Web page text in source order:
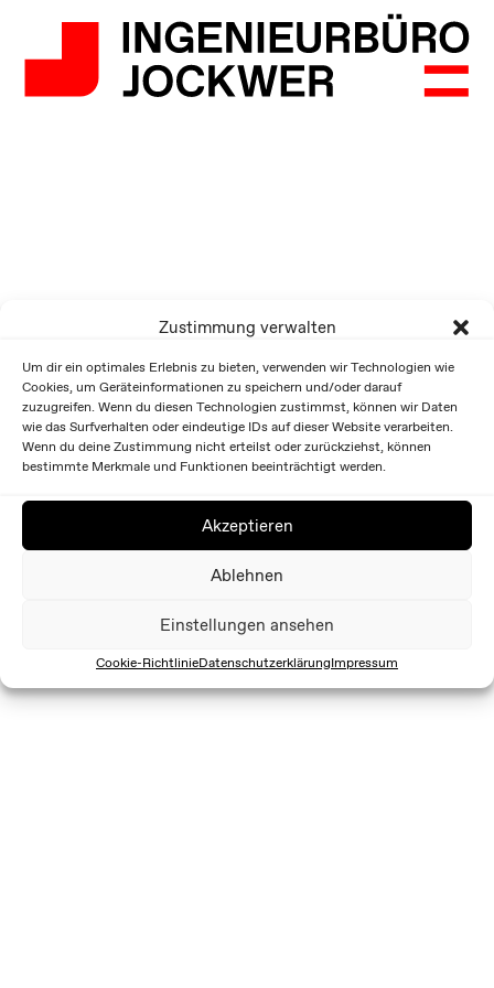
Zustimmung verwalten
Um dir ein optimales Erlebnis zu bieten, verwenden wir Technologien wie
Cookies, um Geräteinformationen zu speichern und/oder darauf
zuzugreifen. Wenn du diesen Technologien zustimmst, können wir Daten
wie das Surfverhalten oder eindeutige IDs auf dieser Website verarbeiten.
Wenn du deine Zustimmung nicht erteilst oder zurückziehst, können
bestimmte Merkmale und Funktionen beeinträchtigt werden.
Akzeptieren
Ablehnen
Einstellungen ansehen
Cookie-RichtlinieDatenschutzerklärungImpressum